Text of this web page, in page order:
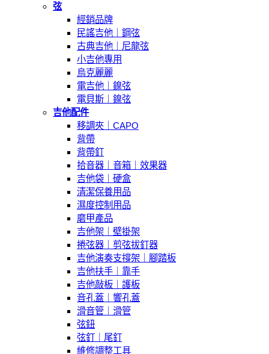
弦
經銷品牌
民謠吉他｜鋼弦
古典吉他｜尼龍弦
小吉他專用
烏克麗麗
電吉他｜鎳弦
電貝斯｜鎳弦
吉他配件
移調夾｜CAPO
背帶
背帶釘
拾音器｜音箱｜效果器
吉他袋｜硬盒
清潔保養用品
濕度控制用品
磨甲產品
吉他架｜壁掛架
捲弦器｜剪弦拔釘器
吉他演奏支撐架｜腳踏板
吉他扶手｜靠手
吉他敲板｜護板
音孔蓋｜響孔蓋
滑音管｜滑管
弦鈕
弦釘｜尾釘
維修調整工具